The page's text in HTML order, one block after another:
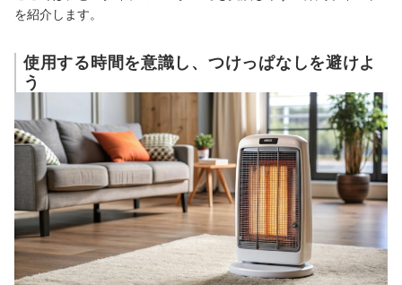
を紹介します。
使用する時間を意識し、つけっぱなしを避けよ
う